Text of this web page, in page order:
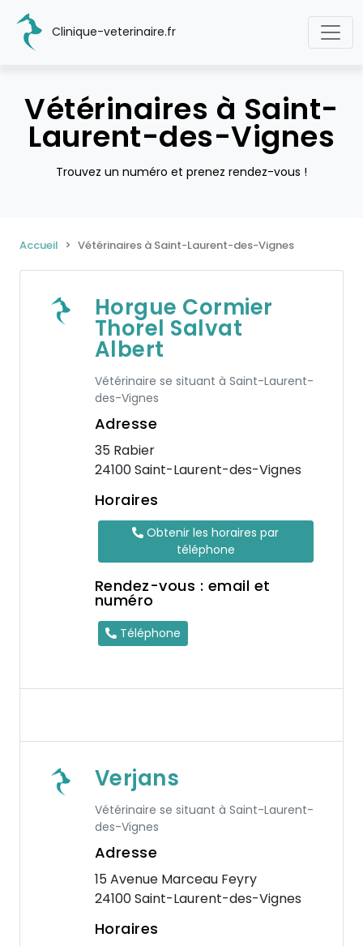
Clinique-veterinaire.fr
Vétérinaires à Saint-
Laurent-des-Vignes
Trouvez un numéro et prenez rendez-vous !
Accueil Vétérinaires à Saint-Laurent-des-Vignes
Horgue Cormier
Thorel Salvat
Albert
Vétérinaire se situant à Saint-Laurent-
des-Vignes
Adresse
35 Rabier
24100 Saint-Laurent-des-Vignes
Horaires
Obtenir les horaires par
téléphone
Rendez-vous : email et
numéro
Téléphone
Verjans
Vétérinaire se situant à Saint-Laurent-
des-Vignes
Adresse
15 Avenue Marceau Feyry
24100 Saint-Laurent-des-Vignes
Horaires